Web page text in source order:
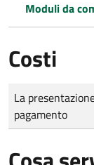
Moduli da
Costi
Tipo di pagamento
Importo
La
pagamento